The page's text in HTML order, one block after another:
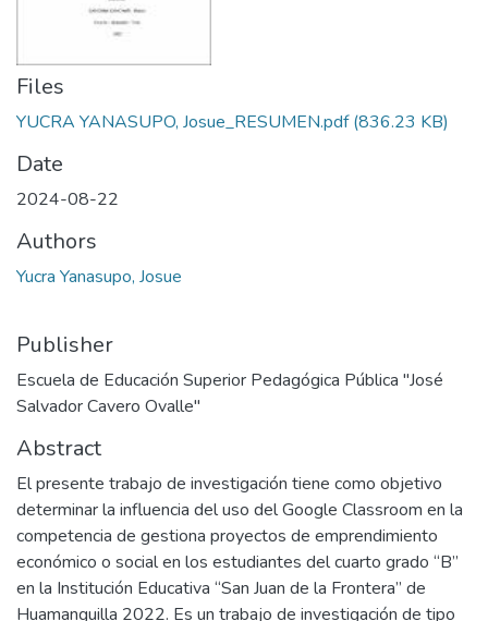
Files
YUCRA YANASUPO, Josue_RESUMEN.pdf(836.23 KB)
Date
2024-08-22
Authors
Yucra Yanasupo, Josue
Publisher
Escuela de Educación Superior Pedagógica Pública "José
Salvador Cavero Ovalle"
Abstract
El presente trabajo de investigación tiene como objetivo
determinar la influencia del uso del Google Classroom en la
competencia de gestiona proyectos de emprendimiento
económico o social en los estudiantes del cuarto grado “B”
en la Institución Educativa “San Juan de la Frontera” de
Huamanguilla 2022. Es un trabajo de investigación de tipo